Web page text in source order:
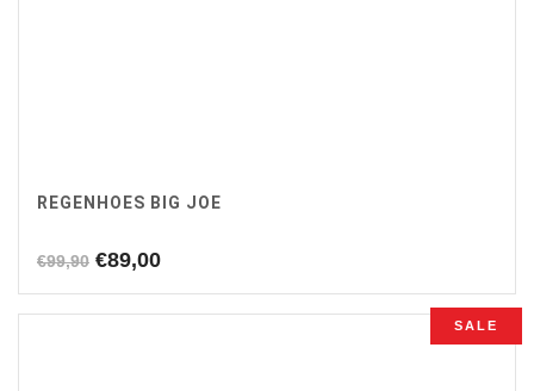
REGENHOES BIG JOE
€99,90 Oorspronkelijke
was:
€89,00Huidige
is:
SALE